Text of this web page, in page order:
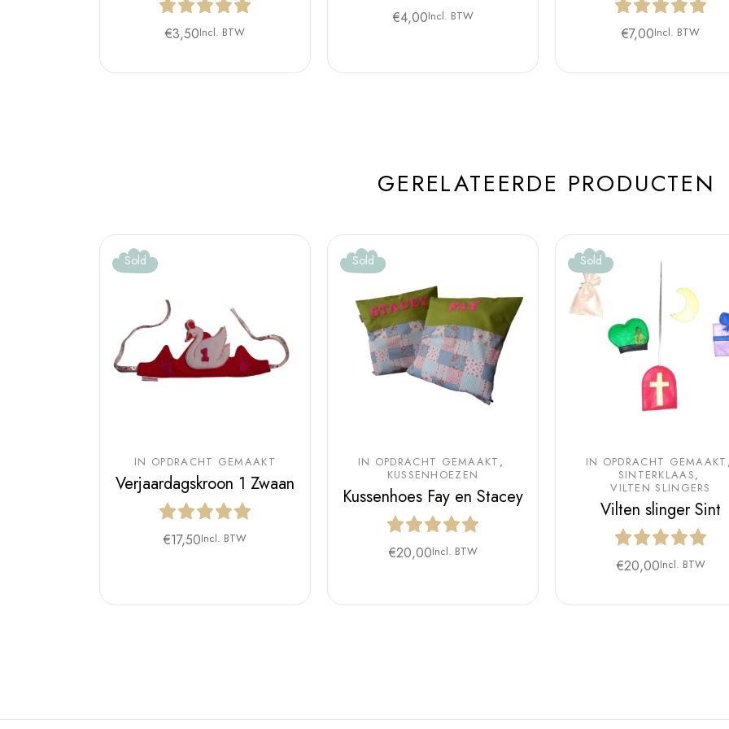
€3,50Incl. BTW
€4,00Incl. BTW
€7,00Incl. BTW
GERELATEERDE PRODUCTEN
Sold
IN OPDRACHT GEMAAKT
Verjaardagskroon 1 Zwaan
€17,50Incl. BTW
Sold
IN OPDRACHT GEMAAKT
KUSSENHOEZEN
Kussenhoes Fay en Stacey
€20,00Incl. BTW
Sold
IN OPDRACHT GEMAAKT
SINTERKLAAS
VILTEN SLINGERS
Vilten slinger Sint
€20,00Incl. BTW